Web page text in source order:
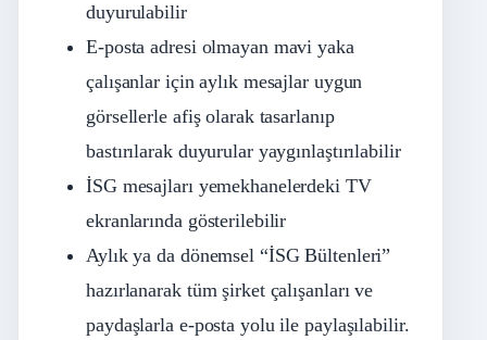
duyurulabilir
E-posta adresi olmayan mavi yaka
çalışanlar için aylık mesajlar uygun
görsellerle afiş olarak tasarlanıp
bastırılarak duyurular yaygınlaştırılabilir
İSG mesajları yemekhanelerdeki TV
ekranlarında gösterilebilir
Aylık ya da dönemsel “İSG Bültenleri”
hazırlanarak tüm şirket çalışanları ve
paydaşlarla e-posta yolu ile paylaşılabilir.